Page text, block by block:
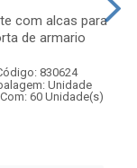
com alcas para
de armario
830624
Unidade
60 Unidade(s)